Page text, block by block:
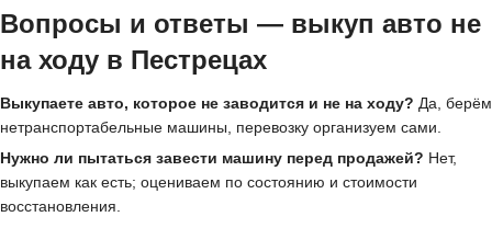
Вопросы и ответы — выкуп авто не
на ходу в Пестрецах
Выкупаете авто, которое не заводится и не на ходу? Да, берём
нетранспортабельные машины, перевозку организуем сами.
Нужно ли пытаться завести машину перед продажей? Нет,
выкупаем как есть; оцениваем по состоянию и стоимости
восстановления.